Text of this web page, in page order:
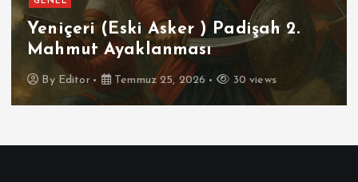
) Padişah 2.
30 views
Futbolun
İspanya
By Editor Temmuz 16,